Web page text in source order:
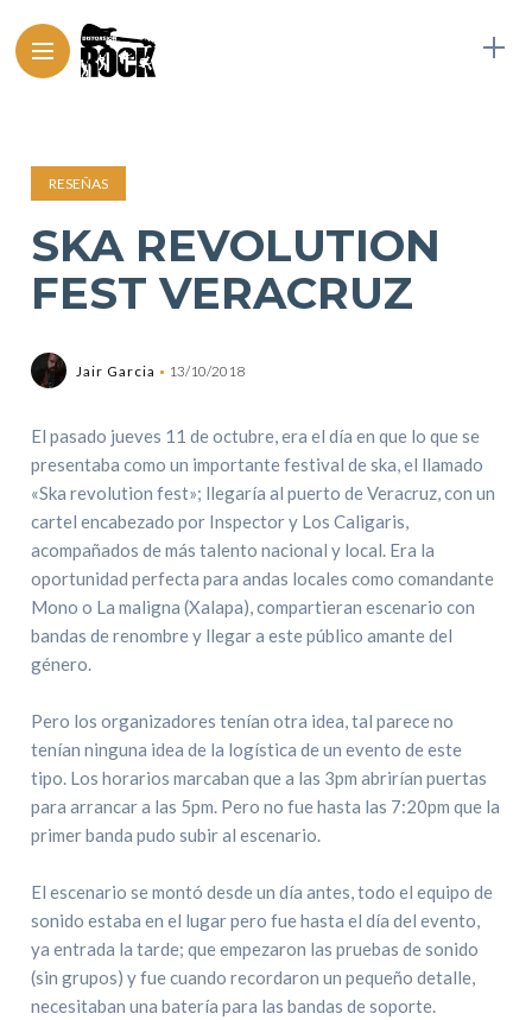
RESEÑAS
SKA REVOLUTION
FEST VERACRUZ
Jair Garcia 13/10/2018
El pasado jueves 11 de octubre, era el día en que lo que se
presentaba como un importante festival de ska, el llamado
«Ska revolution fest»; llegaría al puerto de Veracruz, con un
cartel encabezado por Inspector y Los Caligaris,
acompañados de más talento nacional y local. Era la
oportunidad perfecta para andas locales como comandante
Mono o La maligna (Xalapa), compartieran escenario con
bandas de renombre y llegar a este público amante del
género.
Pero los organizadores tenían otra idea, tal parece no
tenían ninguna idea de la logística de un evento de este
tipo. Los horarios marcaban que a las 3pm abrirían puertas
para arrancar a las 5pm. Pero no fue hasta las 7:20pm que la
primer banda pudo subir al escenario.
El escenario se montó desde un día antes, todo el equipo de
sonido estaba en el lugar pero fue hasta el día del evento,
ya entrada la tarde; que empezaron las pruebas de sonido
(sin grupos) y fue cuando recordaron un pequeño detalle,
necesitaban una batería para las bandas de soporte.